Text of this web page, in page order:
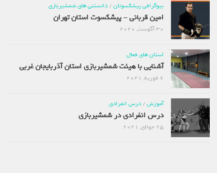
بیوگرافی پیشکسوتان/ دانستنی های شمشیربازی
امین قربانی – پیشکسوت استان تهران
30 آگوست, 2020
استان های فعال
آشنایی با هیئت شمشیربازی استان آذربایجان غربی
6 فوریه, 2021
آموزش/ درس انفرادی
درس انفرادی در شمشیربازی
25 جولای, 2021